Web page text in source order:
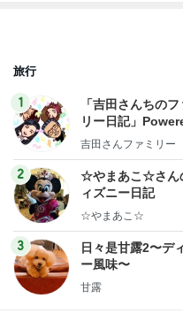
旅行
1
「吉田さんちの
リー日記」
y Ameba 吉田さ
ログ
吉田さんファミリー
2
☆やまあこ☆さん
ィズニー日記
☆やまあこ☆
3
日々是甘露2〜デ
ー風味〜
甘露